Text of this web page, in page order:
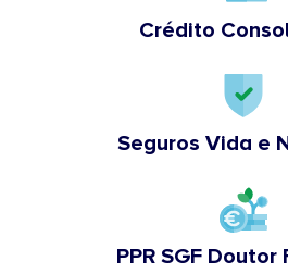
Crédito
Seguros Vida e
PPR SGF Doutor